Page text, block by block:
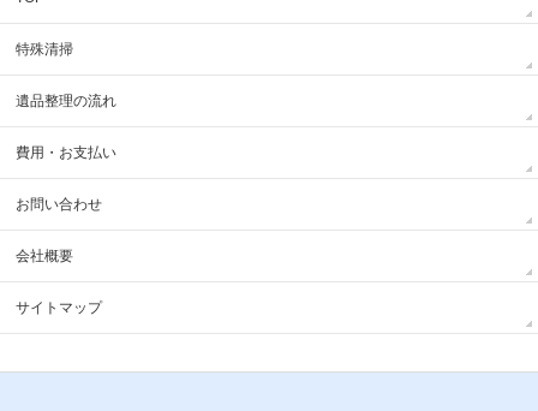
特殊清掃
遺品整理の流れ
費用・お支払い
お問い合わせ
会社概要
サイトマップ